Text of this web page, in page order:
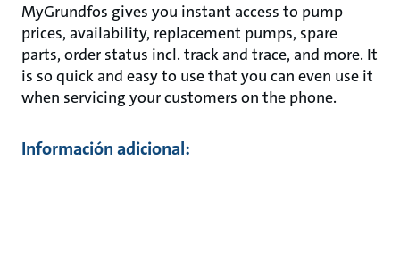
MyGrundfos gives you instant access to pump
prices, availability, replacement pumps, spare
parts, order status incl. track and trace, and more. It
is so quick and easy to use that you can even use it
when servicing your customers on the phone.
Información adicional: